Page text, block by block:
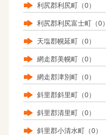
利尻郡利尻町（0）
利尻郡利尻富士町（0）
天塩郡幌延町（0）
網走郡美幌町（0）
網走郡津別町（0）
斜里郡斜里町（0）
斜里郡清里町（0）
斜里郡小清水町（0）